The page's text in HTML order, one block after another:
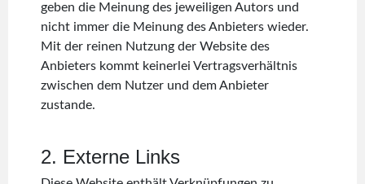
geben die Meinung des jeweiligen Autors und
nicht immer die Meinung des Anbieters wieder.
Mit der reinen Nutzung der Website des
Anbieters kommt keinerlei Vertragsverhältnis
zwischen dem Nutzer und dem Anbieter
zustande.
2. Externe Links